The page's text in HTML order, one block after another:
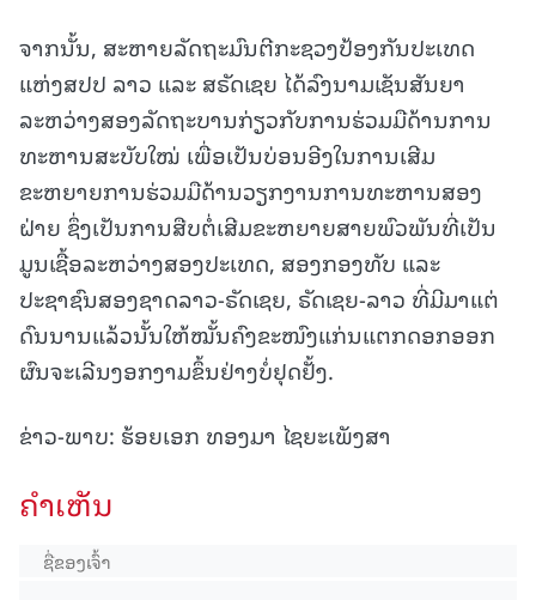
ຈາກນັ້ນ, ສະຫາຍລັດຖະມົນຕີກະຊວງປ້ອງກັນປະເທດ
ແຫ່ງສປປ ລາວ ແລະ ສຣັດເຊຍ ໄດ້ລົງນາມເຊັນສັນຍາ
ລະຫວ່າງສອງລັດຖະບານກ່ຽວກັບການຮ່ວມມືດ້ານການ
ທະຫານສະບັບໃໝ່ ເພື່ອເປັນບ່ອນອີງໃນການເສີມ
ຂະຫຍາຍການຮ່ວມມືດ້ານວຽກງານການທະຫານສອງ
ຝ່າຍ ຊຶ່ງເປັນການສືບຕໍ່ເສີມຂະຫຍາຍສາຍພົວພັນທີ່ເປັນ
ມູນເຊື້ອລະຫວ່າງສອງປະເທດ, ສອງກອງທັບ ແລະ
ປະຊາຊົນສອງຊາດລາວ-ຣັດເຊຍ, ຣັດເຊຍ-ລາວ ທີ່ມີມາແຕ່
ດົນນານແລ້ວນັ້ນໃຫ້ໝັ້ນຄົງຂະໜົງແກ່ນແຕກດອກອອກ
ຜົນຈະເລີນງອກງາມຂຶ້ນຢ່າງບໍ່ຢຸດຢັ້ງ.
ຂ່າວ-ພາບ: ຮ້ອຍເອກ ທອງມາ ໄຊຍະເພັງສາ
ຄໍາເຫັນ